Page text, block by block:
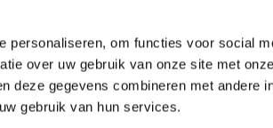
personaliseren, om functies voor social
over uw gebruik van onze site met
deze gegevens combineren met andere
gebruik van hun services.
zullen we bespreken hoe
gebruik te maken van
die de principes van